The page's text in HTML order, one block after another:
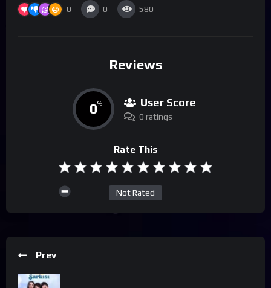
0 0 580
Reviews
0% User Score
0 ratings
Rate This
Not Rated
Prev